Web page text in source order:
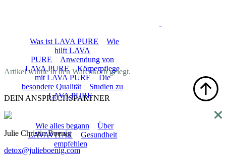
Was ist LAVA PURE
Wie
hilft LAVA
PURE
Anwendung von
LAVA PURE
Körperpflege
mit LAVA PURE
Die
besondere Qualität
Studien zu
LAVA PURE
Wie alles begann
Über
LAVAVITAE
Gesundheit
empfehlen
Artikel wurde in den Warenkorb gelegt.
DEIN ANSPRECHSPARTNER
Julie Christin Boenig
detox@julieboenig.com